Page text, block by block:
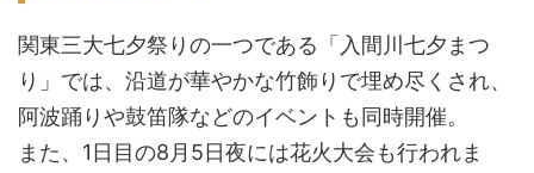
関東三大七夕祭りの一つである「入間川七夕まつ
り」では、沿道が華やかな竹飾りで埋め尽くされ、
阿波踊りや鼓笛隊などのイベントも同時開催。
また、1日目の8月5日夜には花火大会も行われま